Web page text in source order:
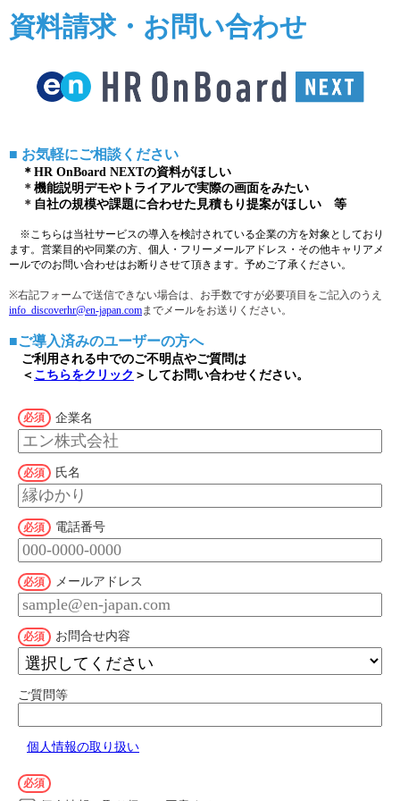
資料請求・お問い合わせ
■ お気軽にご相談ください
＊HR OnBoard NEXTの資料がほしい
＊ 機能説明デモやトライアルで実際の画面をみたい
＊ 自社の規模や課題に合わせた見積もり提案がほしい 等
※こちらは当社サービスの導入を検討されている企業の方を対象としており
ます。営業目的や同業の方、個人・フリーメールアドレス・その他キャリアメ
ールでのお問い合わせはお断りさせて頂きます。予めご了承ください。
※右記フォームで送信できない場合は、お手数ですが必要項目をご記入のうえ
info_discoverhr@en-japan.comまでメールをお送りください。
■ご導入済みのユーザーの方へ
ご利用される中でのご不明点やご質問は
＜ こちらをクリック ＞してお問い合わせください。
企業名
氏名
電話番号
メールアドレス
お問合せ内容
ご質問等
個人情報の取り扱い